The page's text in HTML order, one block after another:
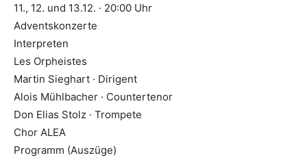
11., 12. und 13.12. · 20:00 Uhr
Adventskonzerte
Interpreten
Les Orpheistes
Martin Sieghart · Dirigent
Alois Mühlbacher · Countertenor
Don Elias Stolz · Trompete
Chor ALEA
Programm (Auszüge)